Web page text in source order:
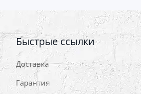
Быстрые ссылки
Доставка
Гарантия